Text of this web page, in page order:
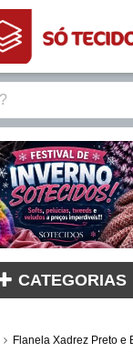
CATEGORIAS
Flanela Xadrez Preto e